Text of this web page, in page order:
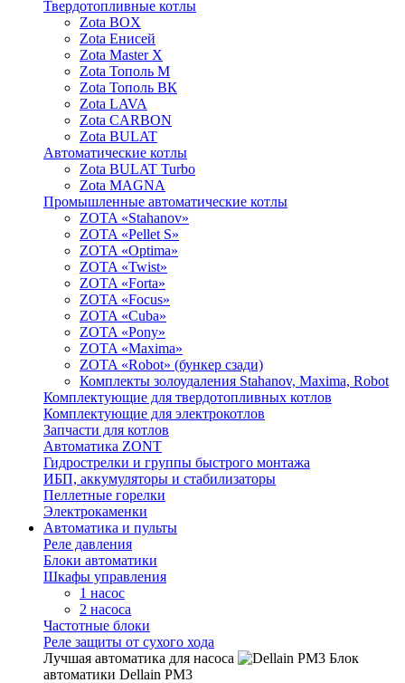
Твердотопливные котлы
Zota BOX
Zota Енисей
Zota Master X
Zota Тополь М
Zota Тополь ВК
Zota LAVA
Zota CARBON
Zota BULAT
Автоматические котлы
Zota BULAT Turbo
Zota MAGNA
Промышленные автоматические котлы
ZOTA «Stahanov»
ZOTA «Pellet S»
ZOTA «Optima»
ZOTA «Twist»
ZOTA «Forta»
ZOTA «Focus»
ZOTA «Cuba»
ZOTA «Pony»
ZOTA «Maxima»
ZOTA «Robot» (бункер сзади)
Комплекты золоудаления Stahanov, Maxima, Robot
Комплектующие для твердотопливных котлов
Комплектующие для электрокотлов
Запчасти для котлов
Автоматика ZONT
Гидрострелки и группы быстрого монтажа
ИБП, аккумуляторы и стабилизаторы
Пеллетные горелки
Электрокаменки
Автоматика и пульты
Реле давления
Блоки автоматики
Шкафы управления
1 насос
2 насоса
Частотные блоки
Реле защиты от сухого хода
Лучшая автоматика для насоса
Блок
автоматики Dellain PM3